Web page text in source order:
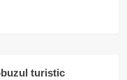
turistic